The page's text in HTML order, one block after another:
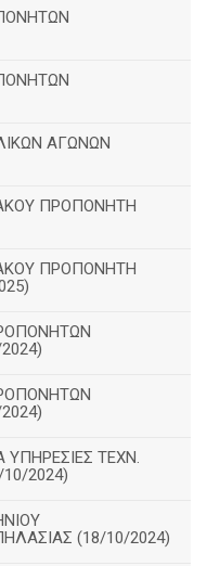
ΑΓΩΝΩΝ
ΠΡΟΠΟΝΗΤΗ
ΠΡΟΠΟΝΗΤΗ
ΤΕΧΝ.
2024)
(18/10/2024)